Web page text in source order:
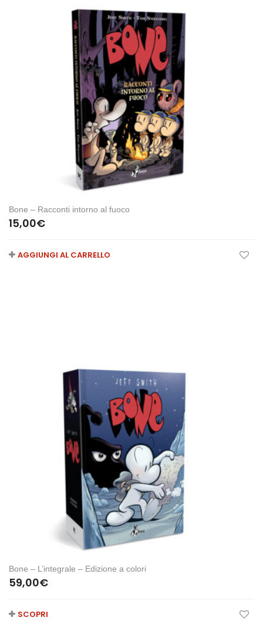
Bone – Racconti intorno al fuoco
15,00€
AGGIUNGI AL CARRELLO
Bone – L’integrale – Edizione a colori
59,00€
SCOPRI